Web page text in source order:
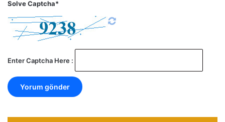
Solve Captcha*
Enter Captcha Here :